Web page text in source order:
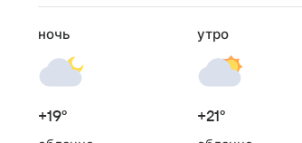
ночь
+19°
утро
+21°